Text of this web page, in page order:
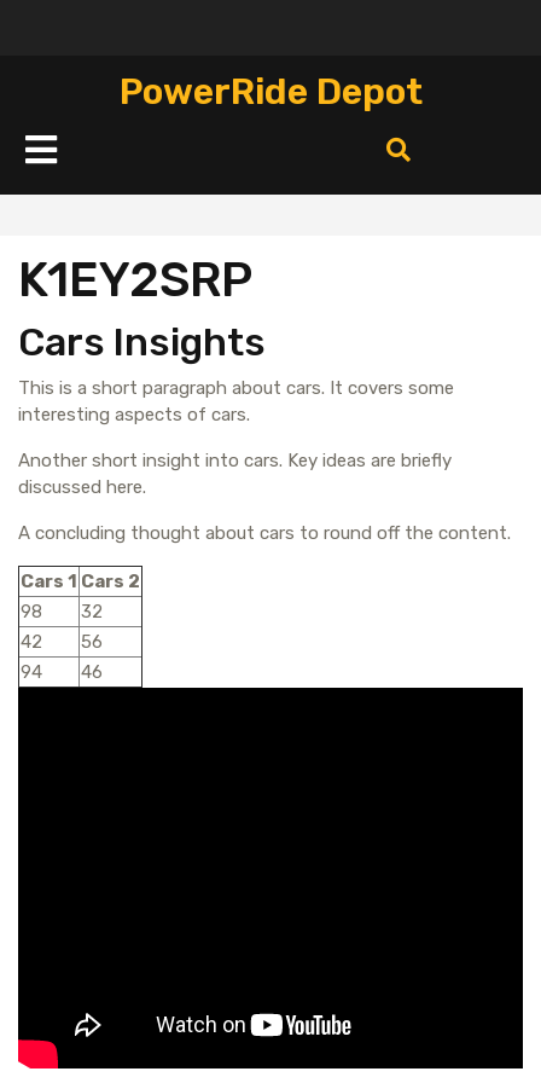
PowerRide Depot
Кнопка
Открыть
K1EY2SRP
Cars Insights
This is a short paragraph about cars. It covers some
interesting aspects of cars.
Another short insight into cars. Key ideas are briefly
discussed here.
A concluding thought about cars to round off the content.
Cars 1 Cars 2
98
32
42
56
94
46